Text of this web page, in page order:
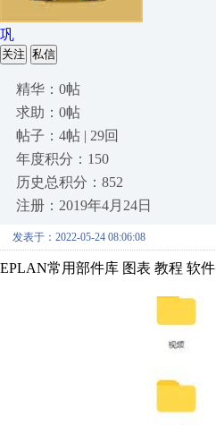
巩
关注 私信
精华：0帖
求助：0帖
帖子：4帖 | 29回
年度积分：150
历史总积分：852
注册：2019年4月24日
发表于：2022-05-24 08:06:08
EPLAN常用部件库 图表 教程 软件